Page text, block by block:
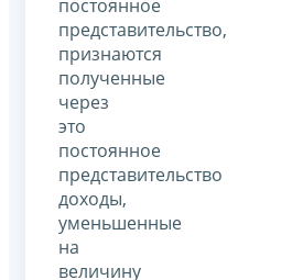
постоянное
представительство,
признаются
полученные
через
это
постоянное
представительство
доходы,
уменьшенные
на
величину